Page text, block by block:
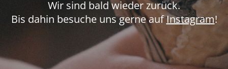
Wir sind bald wieder zurück.
Bis dahin besuche uns gerne aufInstagram!